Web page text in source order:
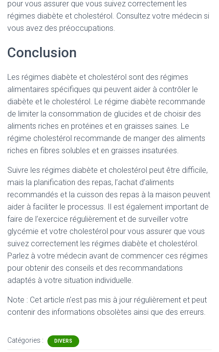
pour vous assurer que vous suivez correctement les
régimes diabète et cholestérol. Consultez votre médecin si
vous avez des préoccupations.
Conclusion
Les régimes diabète et cholestérol sont des régimes
alimentaires spécifiques qui peuvent aider à contrôler le
diabète et le cholestérol. Le régime diabète recommande
de limiter la consommation de glucides et de choisir des
aliments riches en protéines et en graisses saines. Le
régime cholestérol recommande de manger des aliments
riches en fibres solubles et en graisses insaturées.
Suivre les régimes diabète et cholestérol peut être difficile,
mais la planification des repas, l’achat d’aliments
recommandés et la cuisson des repas à la maison peuvent
aider à faciliter le processus. Il est également important de
faire de l’exercice régulièrement et de surveiller votre
glycémie et votre cholestérol pour vous assurer que vous
suivez correctement les régimes diabète et cholestérol.
Parlez à votre médecin avant de commencer ces régimes
pour obtenir des conseils et des recommandations
adaptés à votre situation individuelle.
Note : Cet article n'est pas mis à jour régulièrement et peut
contenir des informations obsolètes ainsi que des erreurs.
Catégories : DIVERS